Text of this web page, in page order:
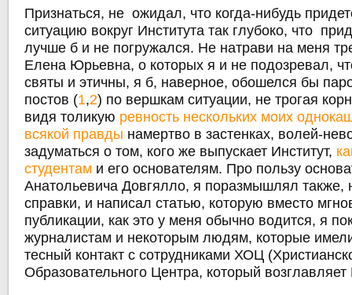
Признаться, не ожидал, что когда-нибудь
ситуацию вокруг Института так глубоко, что
лучше б и не погружался. Не натрави на меня
Елена Юрьевна, о которых я и не подозревал,
святы и этичны, я б, наверное, обошелся бы
постов (1,2) по вершкам ситуации, не трогая
видя толикую ревность нескольких моих
всякой правды намертво в застенках, волей-
задуматься о том, кого же выпускает Институт,
студентам и его основателям. Про пользу
Анатольевича Довгялло, я поразмышлял также,
справки, и написал статью, которую вместо
публикации, как это у меня обычно водится, я
журналистам и некоторым людям, которые
тесный контакт с сотрудниками ХОЦ
Образовательного Центра, который